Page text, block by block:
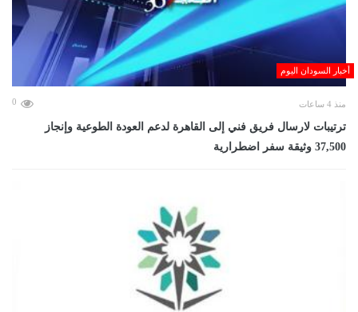
أخبار السودان اليوم
منذ 4 ساعات 0
ترتيبات لارسال فريق فني إلى القاهرة لدعم العودة الطوعية وإنجاز
37,500 وثيقة سفر اضطرارية